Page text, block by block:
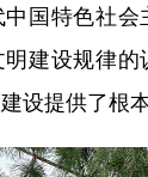
中国特色社
建设规律的
设提供了根本